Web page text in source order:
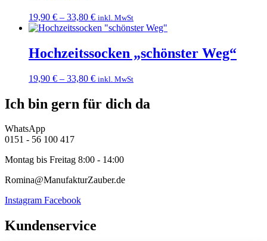
19,90 € – 33,80 € inkl. MwSt
Hochzeitssocken „schönster Weg“
19,90 € – 33,80 € inkl. MwSt
Ich bin gern für dich da
WhatsApp
0151 - 56 100 417
Montag bis Freitag 8:00 - 14:00
Romina@ManufakturZauber.de
Instagram Facebook
Kundenservice